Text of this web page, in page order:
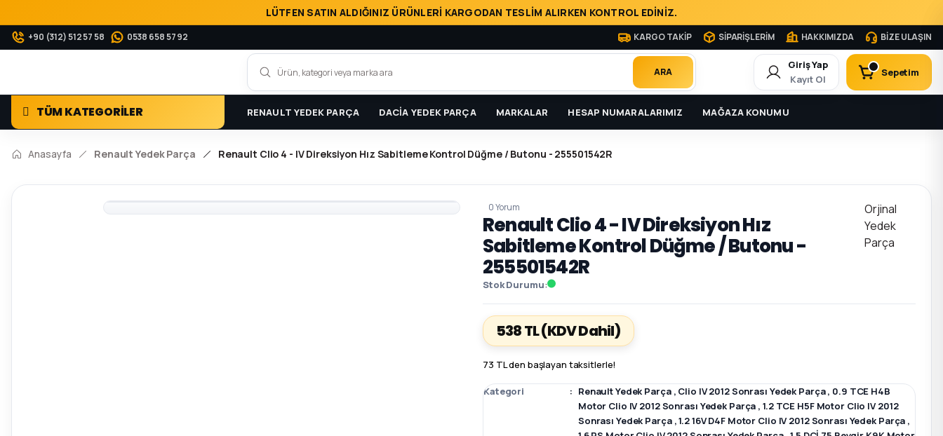
LÜTFEN SATIN ALDIĞINIZ ÜRÜNLERİ KARGODAN TESLİM ALIRKEN KONTROL EDİNİZ.
+90 (312) 512 57 58 0538 658 57 92 KARGO TAKİP SİPARİŞLERİM HAKKIMIZDA BİZE ULAŞIN
ARA
Giriş Yap
Kayıt Ol
Sepetim
TÜM KATEGORİLER RENAULT YEDEK PARÇA DACİA YEDEK PARÇA MARKALAR HESAP NUMARALARIMIZ MAĞAZA KONUMU
Anasayfa Renault Yedek Parça Renault Clio 4 - IV Direksiyon Hız Sabitleme Kontrol Düğme / Butonu - 255501542R
0 Yorum
Renault Clio 4 - IV Direksiyon Hız
Sabitleme Kontrol Düğme / Butonu -
255501542R
Stok Durumu
Orjinal
Yedek
Parça
538 TL(KDV Dahil)
73 TL den başlayan taksitlerle!
Kategori Renault Yedek Parça , Clio IV 2012 Sonrası Yedek Parça, 0.9 TCE H4B
Motor Clio IV 2012 Sonrası Yedek Parça , 1.2 TCE H5F Motor Clio IV 2012
Sonrası Yedek Parça ,1.2 16V D4F Motor Clio IV 2012 Sonrası Yedek Parça ,